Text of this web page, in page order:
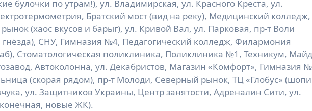
булочки по утрам!), ул. Владимирская, ул. Красного Креста, ул.
Братский мост (вид на реку), Медицинский колледж,
(хаос вкусов и барыг), ул. Кривой Вал, ул. Парковая, пр-т Воли
гнёзда), СНУ, Гимназия №4, Педагогический колледж, Филармония
Стоматологическая поликлиника, Поликлиника №1, Техникум,
Автоколонна, ул. Декабристов, Магазин «Комфорт», Гимназия
(скорая рядом), пр-т Молоди, Северный рынок, ТЦ «Глобус»
ул. Защитников Украины, Центр занятости, Адреналин Сити, ул.
новые ЖК).